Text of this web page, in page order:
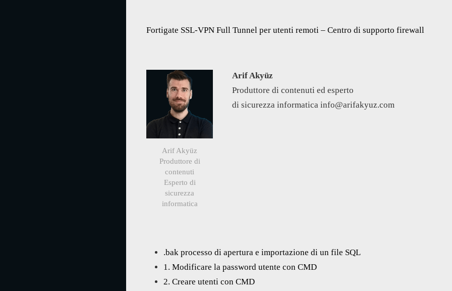
Fortigate SSL-VPN Full Tunnel per utenti remoti – Centro di supporto firewall
Arif Akyüz
Produttore di
contenuti
Esperto di
sicurezza
informatica
Arif Akyüz
Produttore di contenuti ed esperto
di sicurezza informatica info@arifakyuz.com
.bak processo di apertura e importazione di un file SQL
1. Modificare la password utente con CMD
2. Creare utenti con CMD